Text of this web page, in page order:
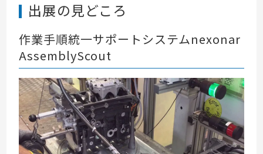
出展の見どころ
作業手順統一サポートシステムnexonar
AssemblyScout